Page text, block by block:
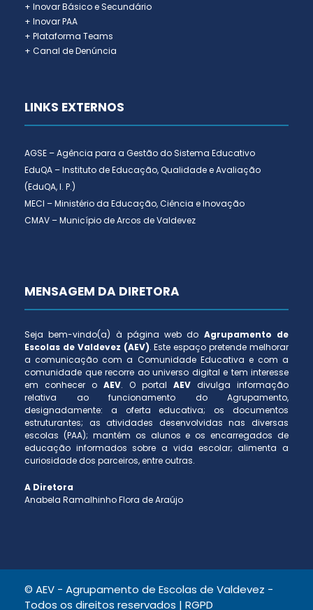
+ Inovar Básico e Secundário
+ Inovar PAA
+ Plataforma Teams
+ Canal de Denúncia
LINKS EXTERNOS
AGSE – Agência para a Gestão do Sistema Educativo
EduQA – Instituto de Educação, Qualidade e Avaliação
(EduQA, I. P.)
MECI – Ministério da Educação, Ciência e Inovação
CMAV – Município de Arcos de Valdevez
MENSAGEM DA DIRETORA
Seja bem-vindo(a) à página web do Agrupamento de
Escolas de Valdevez (AEV). Este espaço pretende melhorar
a comunicação com a Comunidade Educativa e com a
comunidade que recorre ao universo digital e tem interesse
em conhecer o AEV. O portal AEV divulga informação
relativa ao funcionamento do Agrupamento,
designadamente: a oferta educativa; os documentos
estruturantes; as atividades desenvolvidas nas diversas
escolas (PAA); mantém os alunos e os encarregados de
educação informados sobre a vida escolar; alimenta a
curiosidade dos parceiros, entre outras.
A Diretora
Anabela Ramalhinho Flora de Araújo
© AEV - Agrupamento de Escolas de Valdevez -
Todos os direitos reservados | RGPD